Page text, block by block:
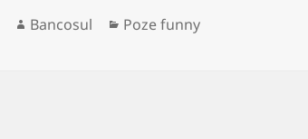
Author
Bancosul Categories
Poze funny